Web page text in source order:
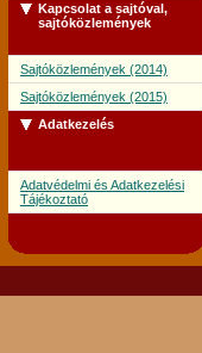
Kapcsolat a sajtóval,
sajtóközlemények
Sajtóközlemények (2014)
Sajtóközlemények (2015)
Adatkezelés
Adatvédelmi és Adatkezelési
Tájékoztató